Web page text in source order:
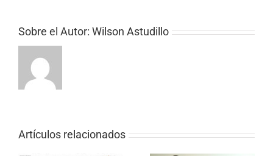
Sobre el Autor: Wilson Astudillo
Artículos relacionados